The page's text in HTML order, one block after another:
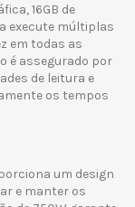
16GB de
execute múltiplas
em todas as
é assegurado por
de leitura e
os tempos
um design
e manter os